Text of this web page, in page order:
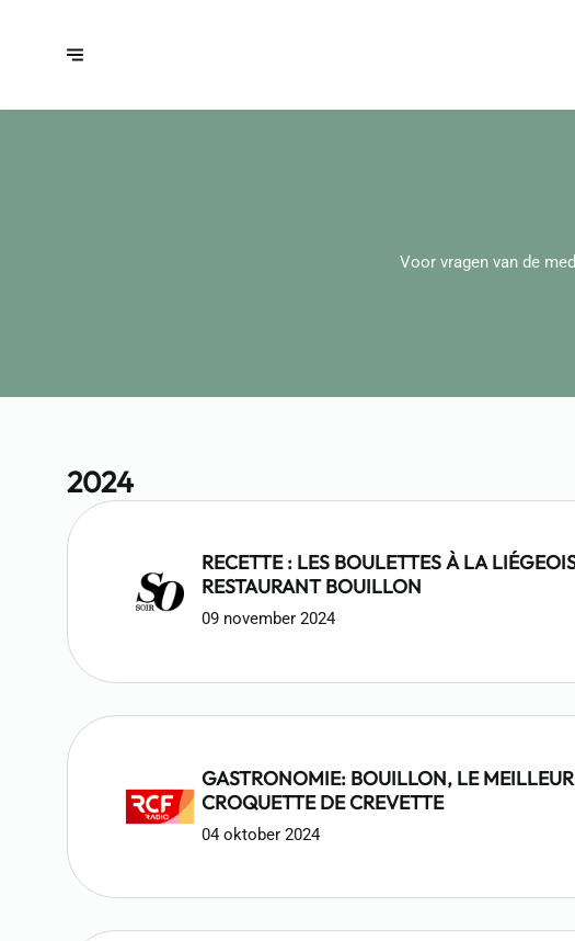
Voor vragen van de
2024
RECETTE : LES BOULETTES À LA
RESTAURANT BOUILLON
09 november 2024
GASTRONOMIE: BOUILLON, LE
CROQUETTE DE CREVETTE
04 oktober 2024